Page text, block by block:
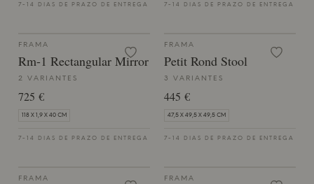
7-14 DIAS DE PRAZO DE ENTREGA 7-14 DIAS DE PRAZO DE ENTREGA
FRAMA
Rm-1 Rectangular Mirror
2 VARIANTES
725 €
118 X 1,9 X 40 CM
7-14 DIAS DE PRAZO DE ENTREGA
FRAMA
Petit Rond Stool
3 VARIANTES
445 €
47,5 X 49,5 X 49,5 CM
7-14 DIAS DE PRAZO DE ENTREGA
FRAMA FRAMA